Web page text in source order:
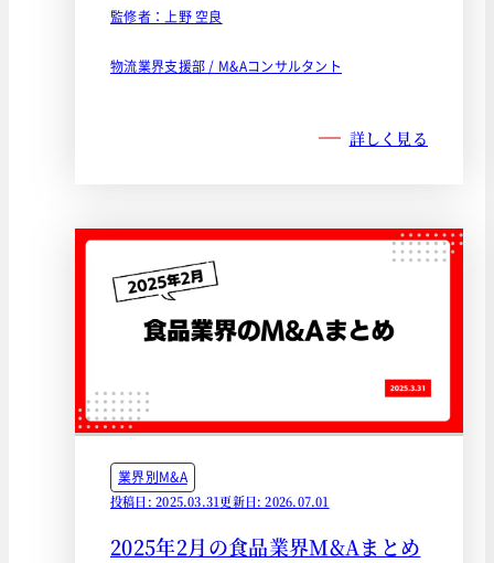
監修者：上野 空良
物流業界支援部 / M&Aコンサルタント
詳しく見る
業界別M&A
投稿日: 2025.03.31更新日: 2026.07.01
2025年2月の食品業界M&Aまとめ